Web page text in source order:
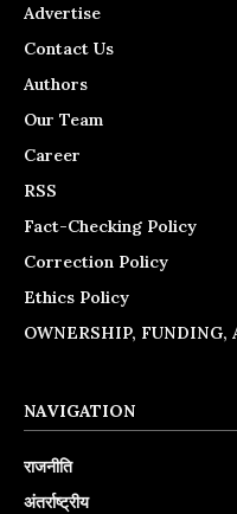
Advertise
Contact Us
Authors
Our Team
Career
RSS
Fact-Checking Policy
Correction Policy
Ethics Policy
OWNERSHIP, FUNDING,
NAVIGATION
राजनीति
अंतर्राष्ट्रीय